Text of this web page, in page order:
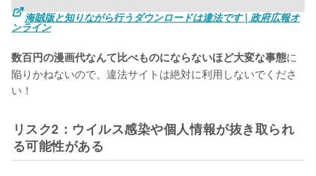
海賊版と知りながら行うダウンロードは違法です | 政府広報オ
ンライン
数百円の漫画代なんて比べものにならないほど大変な事態に
陥りかねないので、違法サイトは絶対に利用しないでくださ
い！
リスク2：ウイルス感染や個人情報が抜き取られ
る可能性がある